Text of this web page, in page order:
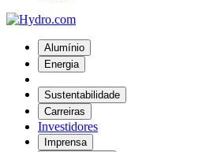
Alumínio
Energia
Sustentabilidade
Carreiras
Investidores
Imprensa